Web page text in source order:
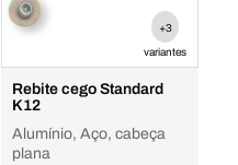
+3
variantes
Rebite cego Standard
K12
Alumínio, Aço, cabeça
plana